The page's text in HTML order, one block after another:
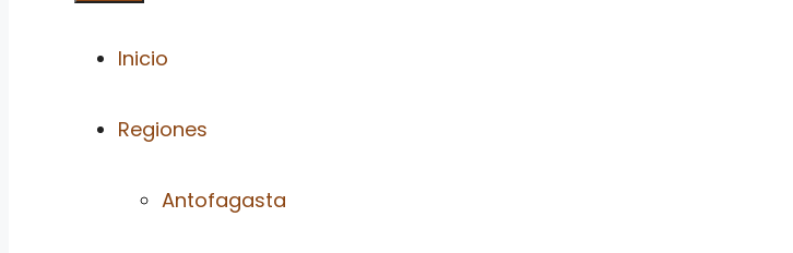
Inicio
Regiones
Antofagasta